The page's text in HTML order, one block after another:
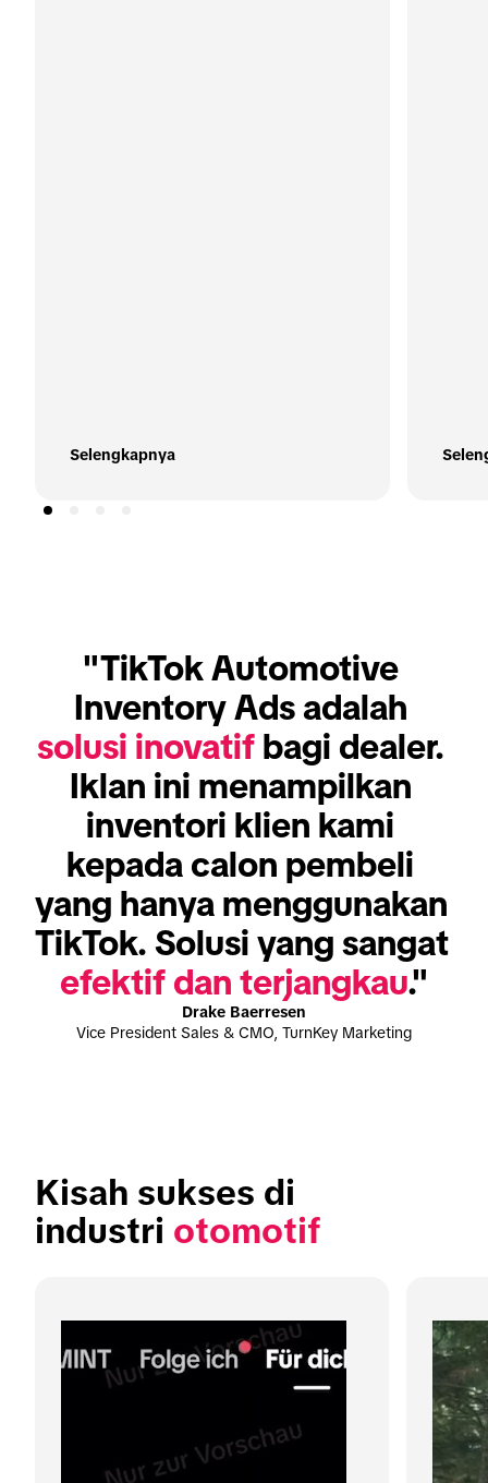
Selengkapnya
"TikTok Automotive
solusi inovatif bagi dealer.
Iklan ini menampilkan
inventori klien kami
kepada calon pembeli
yang hanya menggunakan
efektif dan terjangkau."
Drake Baerresen
Vice President Sales & CMO, TurnKey Marketing
Kisah sukses di
industri otomotif